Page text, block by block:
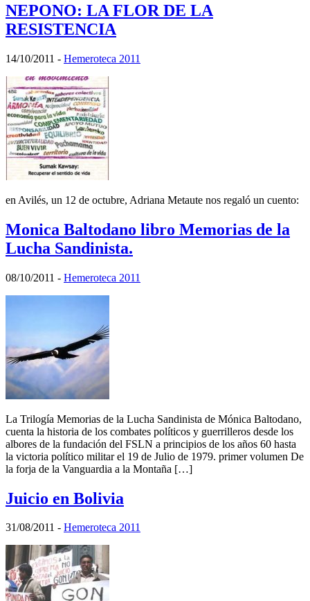
NEPONO: LA FLOR DE LA
RESISTENCIA
14/10/2011 - Hemeroteca 2011
en Avilés, un 12 de octubre, Adriana Metaute nos regaló un cuento:
Monica Baltodano libro Memorias de la
Lucha Sandinista.
08/10/2011 - Hemeroteca 2011
La Trilogía Memorias de la Lucha Sandinista de Mónica Baltodano,
cuenta la historia de los combates políticos y guerrilleros desde los
albores de la fundación del FSLN a principios de los años 60 hasta
la victoria político militar el 19 de Julio de 1979. primer volumen De
la forja de la Vanguardia a la Montaña […]
Juicio en Bolivia
31/08/2011 - Hemeroteca 2011